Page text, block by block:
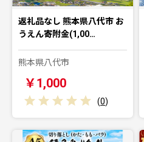
返礼品なし 熊本県八代市 お
うえん寄附金(1,00…
熊本県八代市
￥1,000
(0)